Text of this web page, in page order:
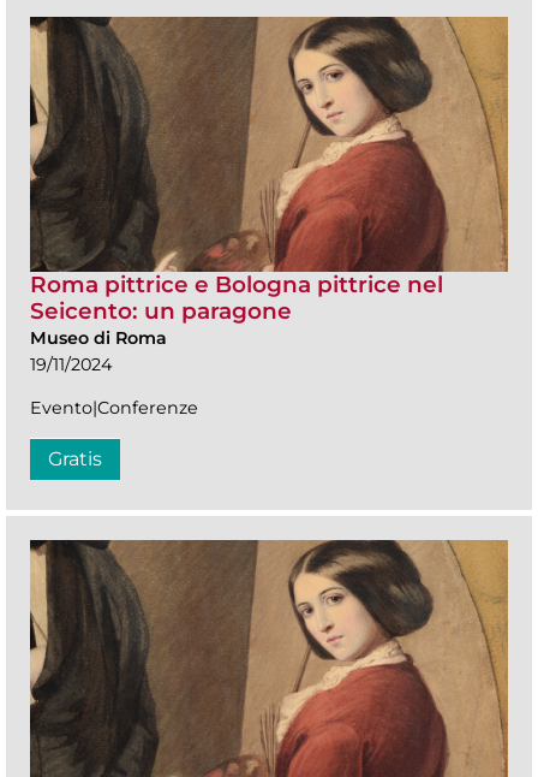
Roma pittrice e Bologna pittrice nel
Seicento: un paragone
Museo di Roma
19/11/2024
Evento|Conferenze
Gratis